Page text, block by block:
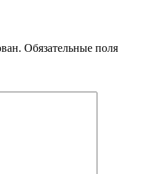
Обязательные поля